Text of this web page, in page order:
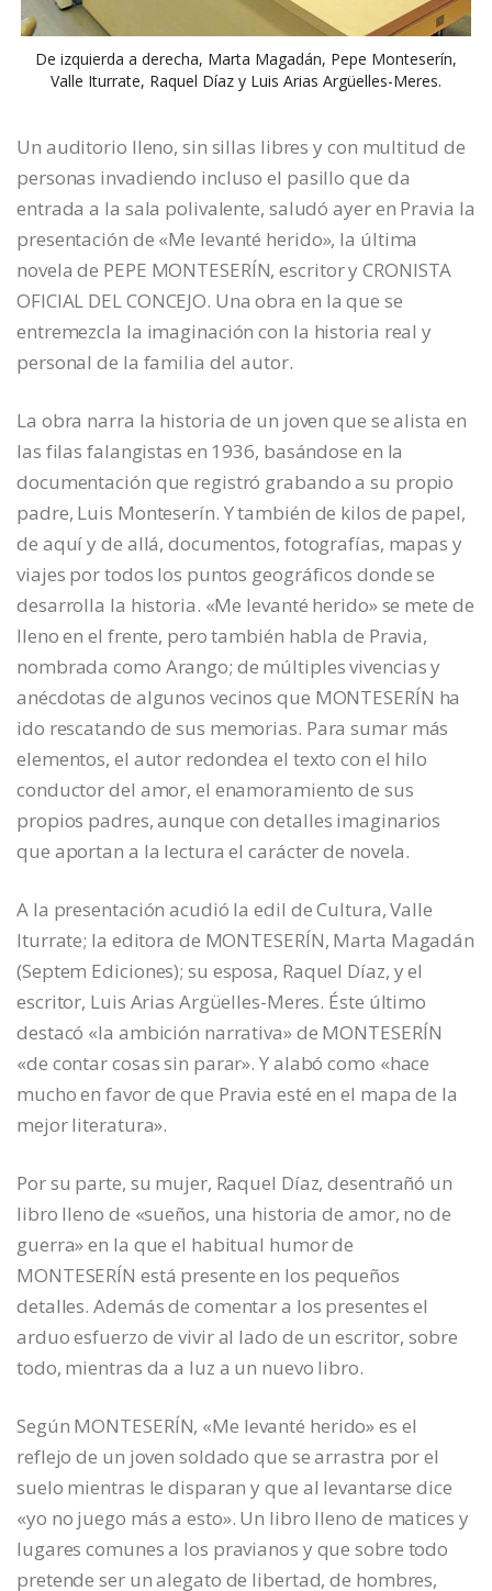
De izquierda a derecha, Marta Magadán, Pepe Monteserín,
Valle Iturrate, Raquel Díaz y Luis Arias Argüelles-Meres.
Un auditorio lleno, sin sillas libres y con multitud de
personas invadiendo incluso el pasillo que da
entrada a la sala polivalente, saludó ayer en Pravia la
presentación de «Me levanté herido», la última
novela de PEPE MONTESERÍN, escritor y CRONISTA
OFICIAL DEL CONCEJO. Una obra en la que se
entremezcla la imaginación con la historia real y
personal de la familia del autor.
La obra narra la historia de un joven que se alista en
las filas falangistas en 1936, basándose en la
documentación que registró grabando a su propio
padre, Luis Monteserín. Y también de kilos de papel,
de aquí y de allá, documentos, fotografías, mapas y
viajes por todos los puntos geográficos donde se
desarrolla la historia. «Me levanté herido» se mete de
lleno en el frente, pero también habla de Pravia,
nombrada como Arango; de múltiples vivencias y
anécdotas de algunos vecinos que MONTESERÍN ha
ido rescatando de sus memorias. Para sumar más
elementos, el autor redondea el texto con el hilo
conductor del amor, el enamoramiento de sus
propios padres, aunque con detalles imaginarios
que aportan a la lectura el carácter de novela.
A la presentación acudió la edil de Cultura, Valle
Iturrate; la editora de MONTESERÍN, Marta Magadán
(Septem Ediciones); su esposa, Raquel Díaz, y el
escritor, Luis Arias Argüelles-Meres. Éste último
destacó «la ambición narrativa» de MONTESERÍN
«de contar cosas sin parar». Y alabó como «hace
mucho en favor de que Pravia esté en el mapa de la
mejor literatura».
Por su parte, su mujer, Raquel Díaz, desentrañó un
libro lleno de «sueños, una historia de amor, no de
guerra» en la que el habitual humor de
MONTESERÍN está presente en los pequeños
detalles. Además de comentar a los presentes el
arduo esfuerzo de vivir al lado de un escritor, sobre
todo, mientras da a luz a un nuevo libro.
Según MONTESERÍN, «Me levanté herido» es el
reflejo de un joven soldado que se arrastra por el
suelo mientras le disparan y que al levantarse dice
«yo no juego más a esto». Un libro lleno de matices y
lugares comunes a los pravianos y que sobre todo
pretende ser un alegato de libertad, de hombres,